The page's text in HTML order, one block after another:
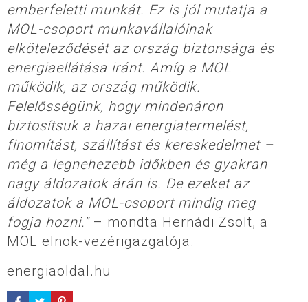
emberfeletti munkát. Ez is jól mutatja a
MOL-csoport munkavállalóinak
elköteleződését az ország biztonsága és
energiaellátása iránt. Amíg a MOL
működik, az ország működik.
Felelősségünk, hogy mindenáron
biztosítsuk a hazai energiatermelést,
finomítást, szállítást és kereskedelmet –
még a legnehezebb időkben és gyakran
nagy áldozatok árán is. De ezeket az
áldozatok a MOL-csoport mindig meg
fogja hozni.”– mondta Hernádi Zsolt, a
MOL elnök-vezérigazgatója.
energiaoldal.hu